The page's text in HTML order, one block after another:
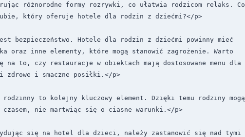
różnorodne formy rozrywki, co ułatwia rodzicom relaks. Co
który oferuje hotele dla rodzin z dziećmi?</p>
jest bezpieczeństwo. Hotele dla rodzin z dziećmi powinny mieć
oraz inne elementy, które mogą stanowić zagrożenie. Warto
na to, czy restauracje w obiektach mają dostosowane menu dla
zdrowe i smaczne posiłki.</p>
rodzinny to kolejny kluczowy element. Dzięki temu rodziny mogą
czasem, nie martwiąc się o ciasne warunki.</p>
się na hotel dla dzieci, należy zastanowić się nad tymi